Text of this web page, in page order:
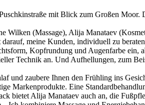
mit Blick zum Großen
Wilken (Massage), Alija Manataev
meine Kunden, individuell zu
Kopfrundung und Augenfarbe
Technik an. Und Aufhellungen, zum
und zaubere Ihnen den Frühling ins
Markenprodukte. Eine
bietet Alija Manataev auch an, die